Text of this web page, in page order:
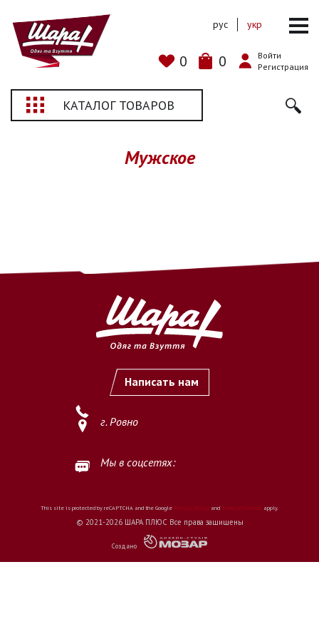
0 0
Войти
Регистрация
рус укр
КАТАЛОГ ТОВАРОВ
Мужское
Написать нам
г. Ровно
Мы в соцсетях:
This site is protected by reCAPTCHA and the Google Privacy Policy and Terms of Service apply.
© 2021-2026 ШАРА ПЛЮС Все права защищены
Создано